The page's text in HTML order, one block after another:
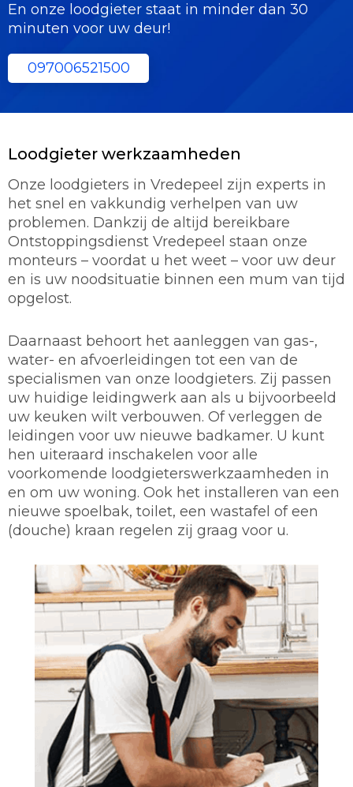
En onze loodgieter staat in minder dan 30
minuten voor uw deur!
097006521500
Loodgieter werkzaamheden
Onze loodgieters in Vredepeel zijn experts in
het snel en vakkundig verhelpen van uw
problemen. Dankzij de altijd bereikbare
Ontstoppingsdienst Vredepeel staan onze
monteurs – voordat u het weet – voor uw deur
en is uw noodsituatie binnen een mum van tijd
opgelost.
Daarnaast behoort het aanleggen van gas-,
water- en afvoerleidingen tot een van de
specialismen van onze loodgieters. Zij passen
uw huidige leidingwerk aan als u bijvoorbeeld
uw keuken wilt verbouwen. Of verleggen de
leidingen voor uw nieuwe badkamer. U kunt
hen uiteraard inschakelen voor alle
voorkomende loodgieterswerkzaamheden in
en om uw woning. Ook het installeren van een
nieuwe spoelbak, toilet, een wastafel of een
(douche) kraan regelen zij graag voor u.